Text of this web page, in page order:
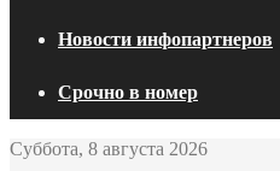
Новости инфопартнеров
Срочно в номер
Суббота, 8 августа 2026